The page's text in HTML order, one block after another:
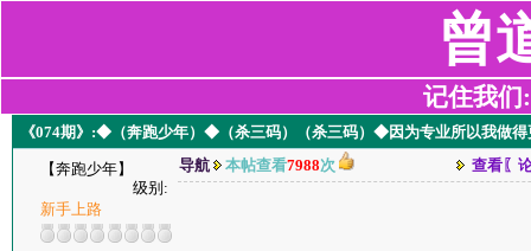
曾
记住我们
《074期》:◆（奔跑少年）◆（杀三码）（杀三码）◆因为专业所以我做
【奔跑少年】
级别:
新手上路
导航 本帖查看7988次 查看〖